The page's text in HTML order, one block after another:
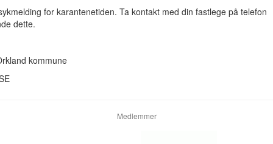
for karantenetiden. Ta kontakt med din fastlege på telefon
dette.
kommune
Medlemmer